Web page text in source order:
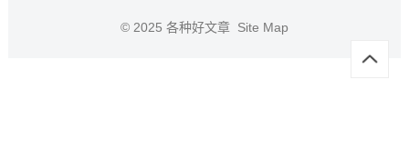
© 2025 各种好文章 Site Map